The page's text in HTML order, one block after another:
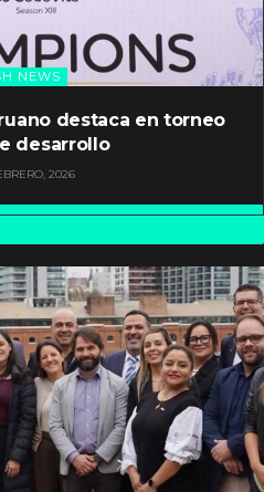
NEWS
destaca en torneo
desarrollo
2026